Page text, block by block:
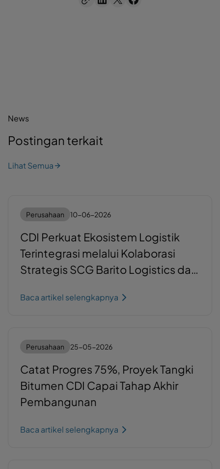
News
Postingan terkait
Lihat Semua
Perusahaan 10-06-2026
CDI Perkuat Ekosistem Logistik
Terintegrasi melalui Kolaborasi
Strategis SCG Barito Logistics dan
Baca artikel selengkapnya
Perusahaan 25-05-2026
Catat Progres 75%, Proyek Tangki
Bitumen CDI Capai Tahap Akhir
Pembangunan
Baca artikel selengkapnya